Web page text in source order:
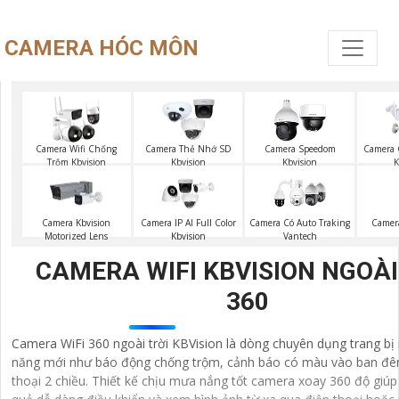
CAMERA HÓC MÔN
Camera Wifi Chống
Trộm Kbvision
Camera Thẻ Nhớ SD
Kbvision
Camera Speedom
Kbvision
Camera Kbvision
Motorized Lens
Camera IP AI Full Color
Kbvision
Camera Có Auto Traking
Vantech
CAMERA WIFI KBVISION
360
Camera WiFi 360 ngoài trời KBVision là dòng chuyên dụng trang bị
năng mới như báo động chống trộm, cảnh báo có màu vào ban
thoại 2 chiều. Thiết kế chịu mưa nắng tốt camera xoay 360 độ